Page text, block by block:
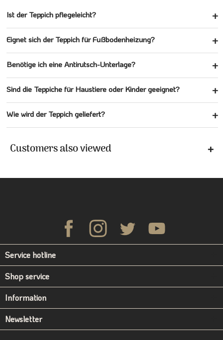
Ist der Teppich pflegeleicht?
Eignet sich der Teppich für Fußbodenheizung?
Benötige ich eine Antirutsch-Unterlage?
Sind die Teppiche für Haustiere oder Kinder geeignet?
Wie wird der Teppich geliefert?
Customers also viewed
Service hotline
Shop service
Information
Newsletter